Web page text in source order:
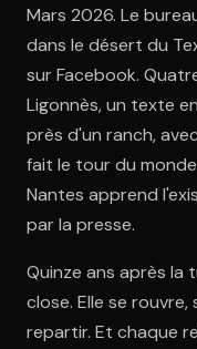
Mars 2026. Le
dans le désert du
sur Facebook.
Ligonnès, un texte
près d'un ranch,
fait le tour du
Nantes apprend
par la presse.
Quinze ans après la
close. Elle se
repartir. Et chaque